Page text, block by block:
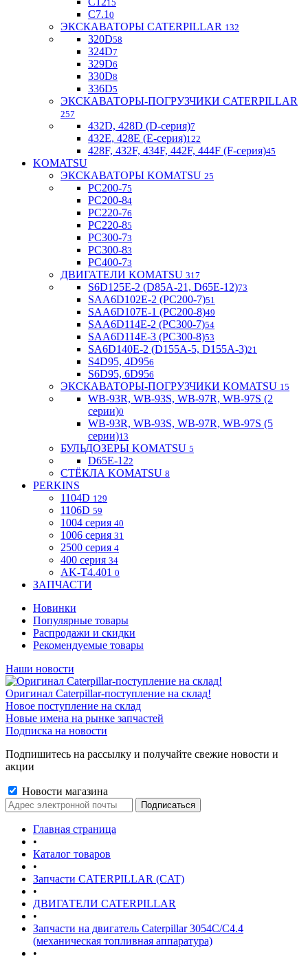
15
С7.1 0
ЭКСКАВАТОРЫ CATERPILLAR 132
320D58
324D7
329D6
330D8
336D5
ЭКСКАВАТОРЫ-ПОГРУЗЧИКИ CATERPILLAR
257
432D, 428D (D-серия)7
432E, 428E (E-серия)122
428F, 432F, 434F, 442F, 444F (F-серия)45
KOMATSU
ЭКСКАВАТОРЫ KOMATSU 25
PC200-75
PC200-84
PC220-76
PC220-85
PC300-73
PC300-83
PC400-73
ДВИГАТЕЛИ KOMATSU 317
S6D125E-2 (D85A-21, D65E-12)73
SAA6D102E-2 (PC200-7)51
SAA6D107E-1 (PC200-8)49
SAA6D114E-2 (PC300-7)54
SAA6D114E-3 (PC300-8)53
SA6D140E-2 (D155A-5, D155A-3)21
S4D95, 4D956
S6D95, 6D956
ЭКСКАВАТОРЫ-ПОГРУЗЧИКИ KOMATSU 15
WB-93R, WB-93S, WB-97R, WB-97S (2
серии)0
WB-93R, WB-93S, WB-97R, WB-97S (5
серии)13
БУЛЬДОЗЕРЫ KOMATSU 5
D65E-122
СТЁКЛА KOMATSU 8
PERKINS
1104D 129
1106D 59
1004 серия 40
1006 серия 31
2500 серия 4
400 серия 34
AK-T4.401 0
ЗАПЧАСТИ
Новинки
Популярные товары
Распродажи и скидки
Рекомендуемые товары
Наши новости
Оригинал Caterpillar-поступление на склад!
Новое поступление на склад
Новые имена на рынке запчастей
Подписка на новости
Подпишитесь на рассылку и получайте свежие новости и
акции
Новости магазина
Главная страница
•
Каталог товаров
•
Запчасти CATERPILLAR (CAT)
•
ДВИГАТЕЛИ CATERPILLAR
•
Запчасти на двигатель Caterpillar 3054С/С4.4
(механическая топливная аппаратура)
•